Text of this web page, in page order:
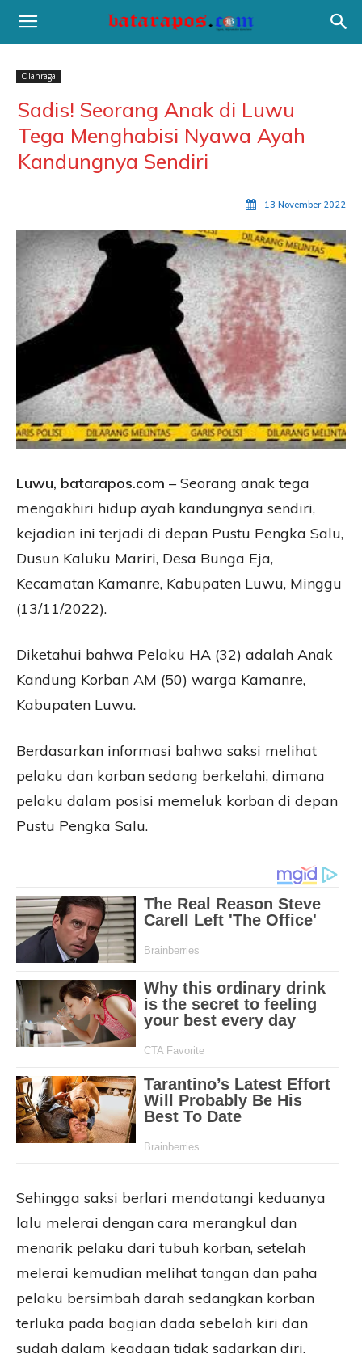
Olahraga
Sadis! Seorang Anak di Luwu
Tega Menghabisi Nyawa Ayah
Kandungnya Sendiri
13 November 2022
Luwu, batarapos.com – Seorang anak tega
mengakhiri hidup ayah kandungnya sendiri,
kejadian ini terjadi di depan Pustu Pengka Salu,
Dusun Kaluku Mariri, Desa Bunga Eja,
Kecamatan Kamanre, Kabupaten Luwu, Minggu
(13/11/2022).
Diketahui bahwa Pelaku HA (32) adalah Anak
Kandung Korban AM (50) warga Kamanre,
Kabupaten Luwu.
Berdasarkan informasi bahwa saksi melihat
pelaku dan korban sedang berkelahi, dimana
pelaku dalam posisi memeluk korban di depan
Pustu Pengka Salu.
Sehingga saksi berlari mendatangi keduanya
lalu melerai dengan cara merangkul dan
menarik pelaku dari tubuh korban, setelah
melerai kemudian melihat tangan dan paha
pelaku bersimbah darah sedangkan korban
terluka pada bagian dada sebelah kiri dan
sudah dalam keadaan tidak sadarkan diri.